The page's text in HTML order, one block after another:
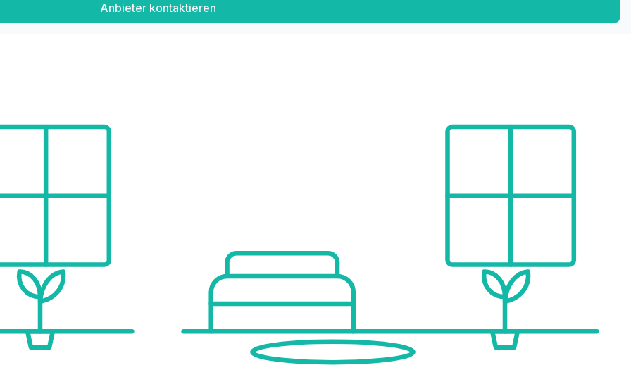
Anbieter kontaktieren